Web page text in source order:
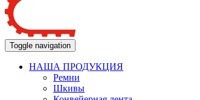
Toggle navigation
НАША ПРОДУКЦИЯ
Ремни
Шкивы